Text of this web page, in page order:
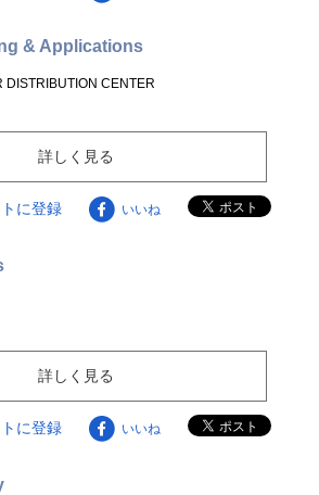
& Applications
DISTRIBUTION CENTER
詳しく見る
に登録 いいね
詳しく見る
に登録 いいね